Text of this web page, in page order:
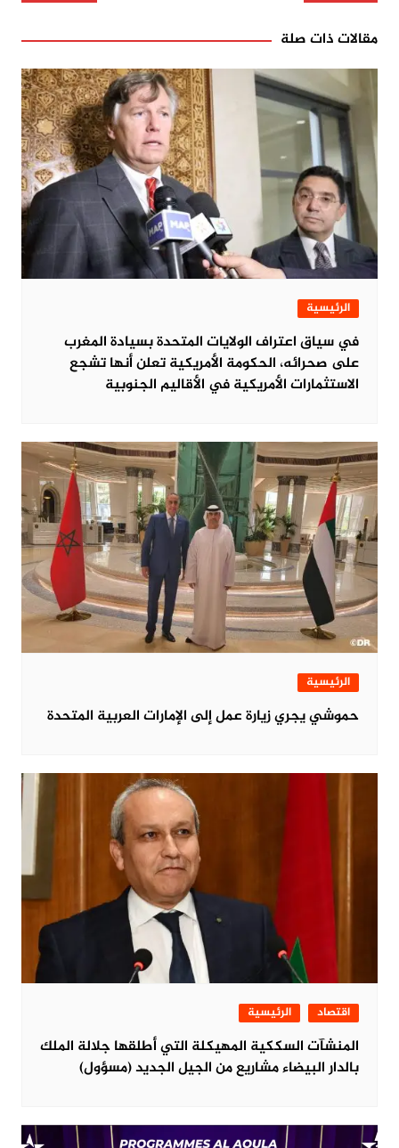
مقالات ذات صلة
الرئيسية
في سياق اعتراف الولايات المتحدة بسيادة المغرب
على صحرائه، الحكومة الأمريكية تعلن أنها تشجع
الاستثمارات الأمريكية في الأقاليم الجنوبية
الرئيسية
حموشي يجري زيارة عمل إلى الإمارات العربية المتحدة
اقتصاد الرئيسية
المنشآت السككية المهيكلة التي أطلقها جلالة الملك
بالدار البيضاء مشاريع من الجيل الجديد (مسؤول)